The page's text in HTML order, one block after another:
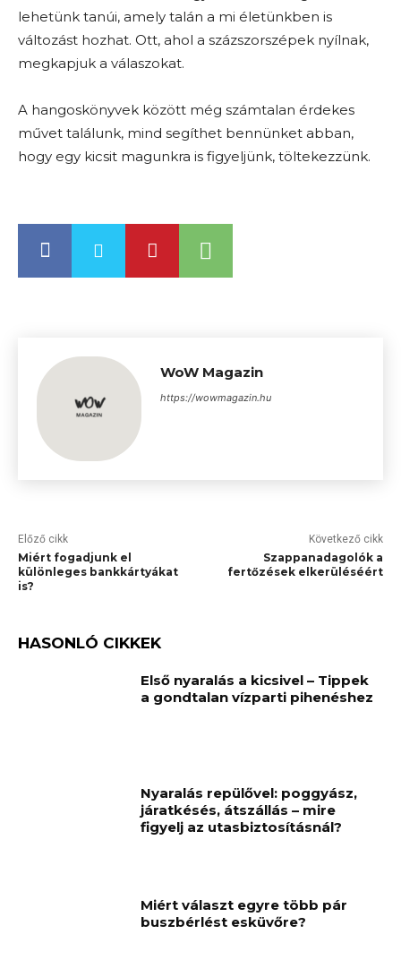
lehetünk tanúi, amely talán a mi életünkben is
változást hozhat. Ott, ahol a százszorszépek nyílnak,
megkapjuk a válaszokat.
A hangoskönyvek között még számtalan érdekes
művet találunk, mind segíthet bennünket abban,
hogy egy kicsit magunkra is figyeljünk, töltekezzünk.
WoW Magazin
https://wowmagazin.hu
Előző cikk
Miért fogadjunk el
különleges bankkártyákat
is?
Következő cikk
Szappanadagolók a
fertőzések elkerüléséért
HASONLÓ CIKKEK
Első nyaralás a kicsivel – Tippek
a gondtalan vízparti pihenéshez
Nyaralás repülővel: poggyász,
járatkésés, átszállás – mire
figyelj az utasbiztosításnál?
Miért választ egyre több pár
buszbérlést esküvőre?